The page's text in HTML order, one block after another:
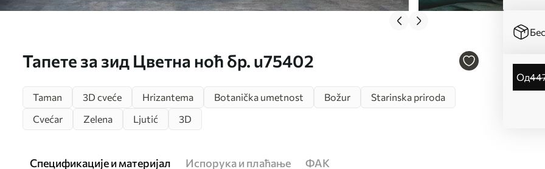
Тапете за зид Цветна ноћ бр. u75402
од
Taman
3D cveće Hrizantema Botanička umetnost Božur
Starinska priroda
Cvećar
Zelena Ljutić 3D
Спецификације и материјал Испорука и плаћање ФАК